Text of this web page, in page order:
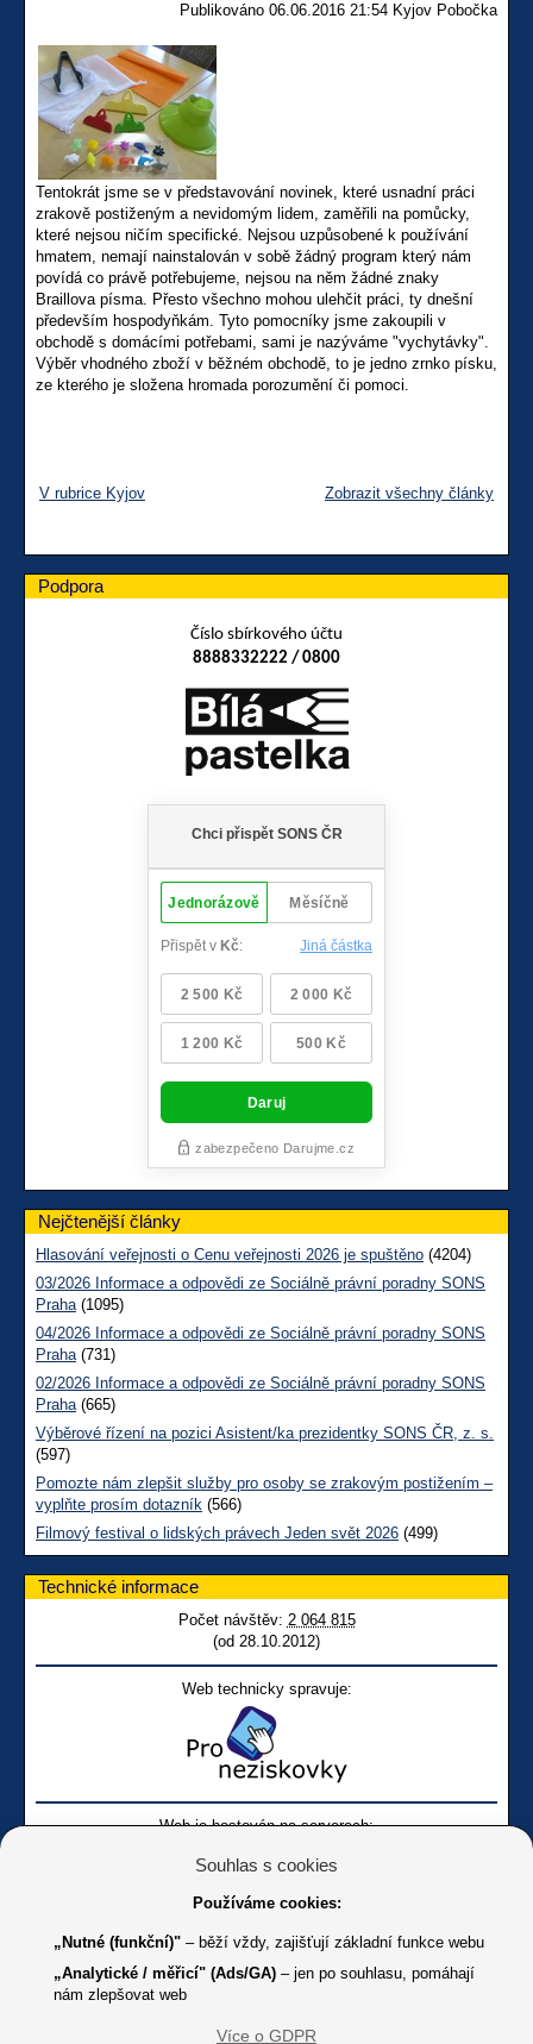
Publikováno 06.06.2016 21:54 Kyjov Pobočka
Tentokrát jsme se v představování novinek, které usnadní práci
zrakově postiženým a nevidomým lidem, zaměřili na pomůcky,
které nejsou ničím specifické. Nejsou uzpůsobené k používání
hmatem, nemají nainstalován v sobě žádný program který nám
povídá co právě potřebujeme, nejsou na něm žádné znaky
Braillova písma. Přesto všechno mohou ulehčit práci, ty dnešní
především hospodyňkám. Tyto pomocníky jsme zakoupili v
obchodě s domácími potřebami, sami je nazýváme "vychytávky".
Výběr vhodného zboží v běžném obchodě, to je jedno zrnko písku,
ze kterého je složena hromada porozumění či pomoci.
V rubrice Kyjov Zobrazit všechny články
Podpora
Číslo sbírkového účtu
8888332222 / 0800
Nejčtenější články
Hlasování veřejnosti o Cenu veřejnosti 2026 je spuštěno (4204)
03/2026 Informace a odpovědi ze Sociálně právní poradny SONS
Praha(1095)
04/2026 Informace a odpovědi ze Sociálně právní poradny SONS
Praha(731)
02/2026 Informace a odpovědi ze Sociálně právní poradny SONS
Praha(665)
Výběrové řízení na pozici Asistent/ka prezidentky SONS ČR, z. s.
(597)
Pomozte nám zlepšit služby pro osoby se zrakovým postižením –
vyplňte prosím dotazník (566)
Filmový festival o lidských právech Jeden svět 2026 (499)
Technické informace
Počet návštěv: 2 064 815
(od 28.10.2012)
Web technicky spravuje:
Web je hostován na serverech:
Souhlas s cookies
Používáme cookies:
„Nutné (funkční)" – běží vždy, zajišťují základní funkce webu
„Analytické / měřicí" (Ads/GA) – jen po souhlasu, pomáhají
nám zlepšovat web
Více o GDPR